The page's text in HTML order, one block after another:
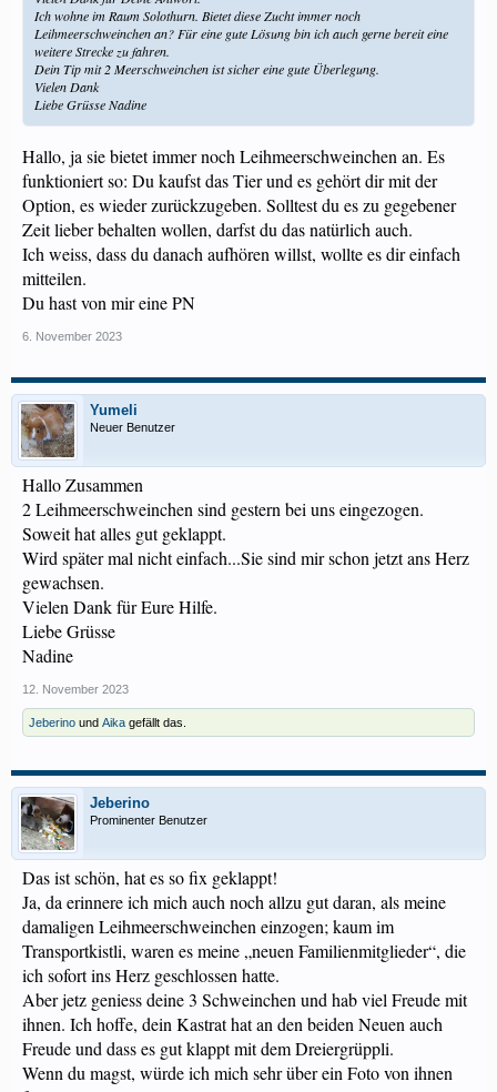
Ich wohne im Raum Solothurn. Bietet diese Zucht immer noch
Leihmeerschweinchen an? Für eine gute Lösung bin ich auch gerne bereit eine
weitere Strecke zu fahren.
Dein Tip mit 2 Meerschweinchen ist sicher eine gute Überlegung.
Vielen Dank
Liebe Grüsse Nadine
Hallo, ja sie bietet immer noch Leihmeerschweinchen an. Es
funktioniert so: Du kaufst das Tier und es gehört dir mit der
Option, es wieder zurückzugeben. Solltest du es zu gegebener
Zeit lieber behalten wollen, darfst du das natürlich auch.
Ich weiss, dass du danach aufhören willst, wollte es dir einfach
mitteilen.
Du hast von mir eine PN
6. November 2023
Yumeli
Neuer Benutzer
Hallo Zusammen
2 Leihmeerschweinchen sind gestern bei uns eingezogen.
Soweit hat alles gut geklappt.
Wird später mal nicht einfach...Sie sind mir schon jetzt ans Herz
gewachsen.
Vielen Dank für Eure Hilfe.
Liebe Grüsse
Nadine
12. November 2023
Jeberino und Aika gefällt das.
Jeberino
Prominenter Benutzer
Das ist schön, hat es so fix geklappt!
Ja, da erinnere ich mich auch noch allzu gut daran, als meine
damaligen Leihmeerschweinchen einzogen; kaum im
Transportkistli, waren es meine „neuen Familienmitglieder“, die
ich sofort ins Herz geschlossen hatte.
Aber jetz geniess deine 3 Schweinchen und hab viel Freude mit
ihnen. Ich hoffe, dein Kastrat hat an den beiden Neuen auch
Freude und dass es gut klappt mit dem Dreiergrüppli.
Wenn du magst, würde ich mich sehr über ein Foto von ihnen